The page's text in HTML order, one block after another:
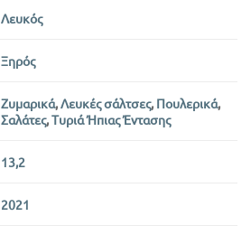
Λευκός
Ξηρός
Ζυμαρικά,Λευκές σάλτσες, Πουλερικά,
Σαλάτες,Τυριά Ήπιας Έντασης
13,2
2021